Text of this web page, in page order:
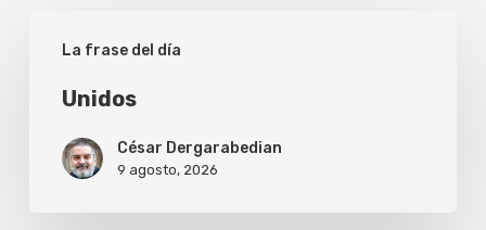
La frase del día
Unidos
César Dergarabedian
9 agosto, 2026